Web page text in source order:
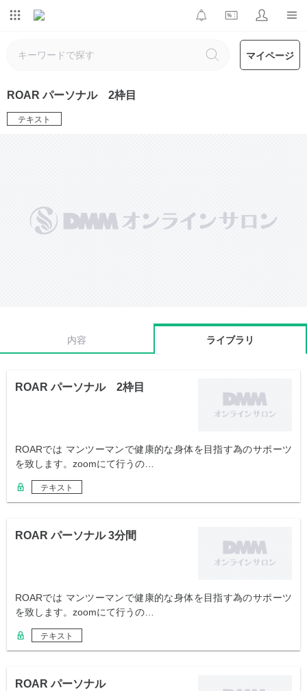
マイページ
ROAR パーソナル 2枠目
テキスト
内容 ライブラリ
ROAR パーソナル 2枠目
ROARでは マンツーマンで健康的な身体を目指す為のサポーツ
を致します。zoomにて行うの…
テキスト
ROAR パーソナル 3分間
ROARでは マンツーマンで健康的な身体を目指す為のサポーツ
を致します。zoomにて行うの…
テキスト
ROAR パーソナル